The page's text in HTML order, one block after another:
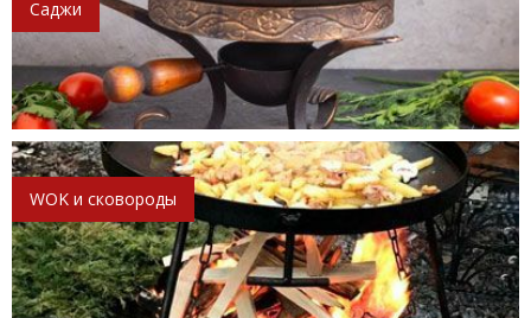
Саджи
WOK и сковороды